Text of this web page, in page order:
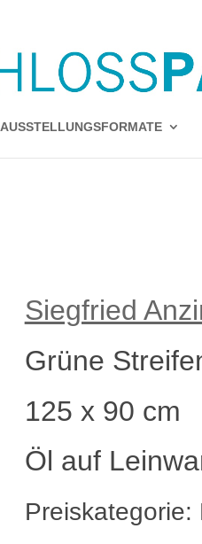
AUSSTELLUNGSFORMATE
Siegfried
Grüne
125 x 90 cm
Öl auf
Preiskategorie: